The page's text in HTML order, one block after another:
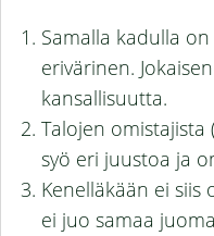
Polku
Samalla kadulla
erivärinen.
kansallisuutta.
Talojen
syö eri juustoa ja
Kenelläkään ei siis
ei juo samaa